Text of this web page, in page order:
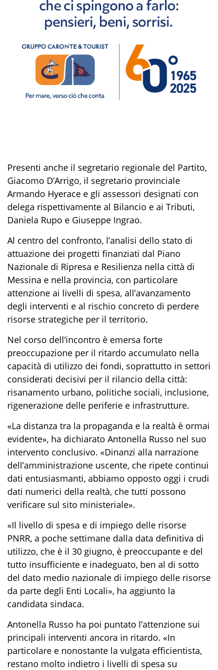
Presenti anche il segretario regionale del Partito,
Giacomo D’Arrigo, il segretario provinciale
Armando Hyerace e gli assessori designati con
delega rispettivamente al Bilancio e ai Tributi,
Daniela Rupo e Giuseppe Ingrao.
Al centro del confronto, l’analisi dello stato di
attuazione dei progetti finanziati dal Piano
Nazionale di Ripresa e Resilienza nella città di
Messina e nella provincia, con particolare
attenzione ai livelli di spesa, all’avanzamento
degli interventi e al rischio concreto di perdere
risorse strategiche per il territorio.
Nel corso dell’incontro è emersa forte
preoccupazione per il ritardo accumulato nella
capacità di utilizzo dei fondi, soprattutto in settori
considerati decisivi per il rilancio della città:
risanamento urbano, politiche sociali, inclusione,
rigenerazione delle periferie e infrastrutture.
«La distanza tra la propaganda e la realtà è ormai
evidente», ha dichiarato Antonella Russo nel suo
intervento conclusivo. «Dinanzi alla narrazione
dell’amministrazione uscente, che ripete continui
dati entusiasmanti, abbiamo opposto oggi i crudi
dati numerici della realtà, che tutti possono
verificare sul sito ministeriale».
«Il livello di spesa e di impiego delle risorse
PNRR, a poche settimane dalla data definitiva di
utilizzo, che è il 30 giugno, è preoccupante e del
tutto insufficiente e inadeguato, ben al di sotto
del dato medio nazionale di impiego delle risorse
da parte degli Enti Locali», ha aggiunto la
candidata sindaca.
Antonella Russo ha poi puntato l’attenzione sui
principali interventi ancora in ritardo. «In
particolare e nonostante la vulgata efficientista,
restano molto indietro i livelli di spesa su